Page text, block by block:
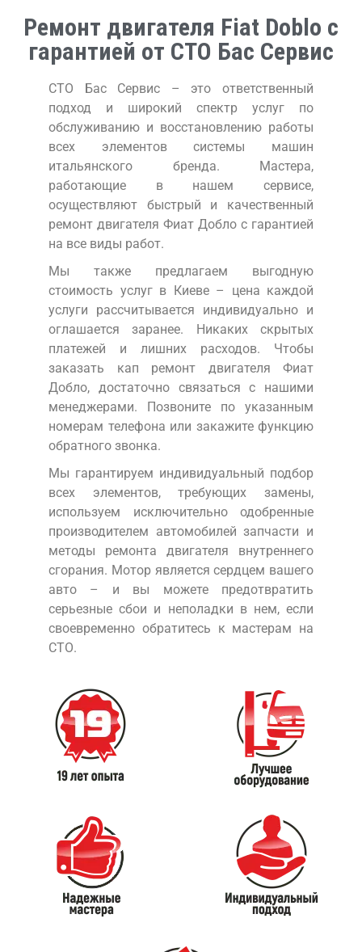
Ремонт двигателя Fiat Doblo с
гарантией от СТО Бас Сервис
СТО Бас Сервис – это ответственный
подход и широкий спектр услуг по
обслуживанию и восстановлению работы
всех элементов системы машин
итальянского бренда. Мастера,
работающие в нашем сервисе,
осуществляют быстрый и качественный
ремонт двигателя Фиат Добло с гарантией
на все виды работ.
Мы также предлагаем выгодную
стоимость услуг в Киеве – цена каждой
услуги рассчитывается индивидуально и
оглашается заранее. Никаких скрытых
платежей и лишних расходов. Чтобы
заказать кап ремонт двигателя Фиат
Добло, достаточно связаться с нашими
менеджерами. Позвоните по указанным
номерам телефона или закажите функцию
обратного звонка.
Мы гарантируем индивидуальный подбор
всех элементов, требующих замены,
используем исключительно одобренные
производителем автомобилей запчасти и
методы ремонта двигателя внутреннего
сгорания. Мотор является сердцем вашего
авто – и вы можете предотвратить
серьезные сбои и неполадки в нем, если
своевременно обратитесь к мастерам на
СТО.